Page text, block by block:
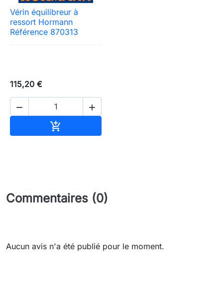
Vérin équilibreur à
ressort Hormann
Référence 870313
115,20 €
 

Commentaires (0)
Aucun avis n'a été publié pour le moment.
Need-door